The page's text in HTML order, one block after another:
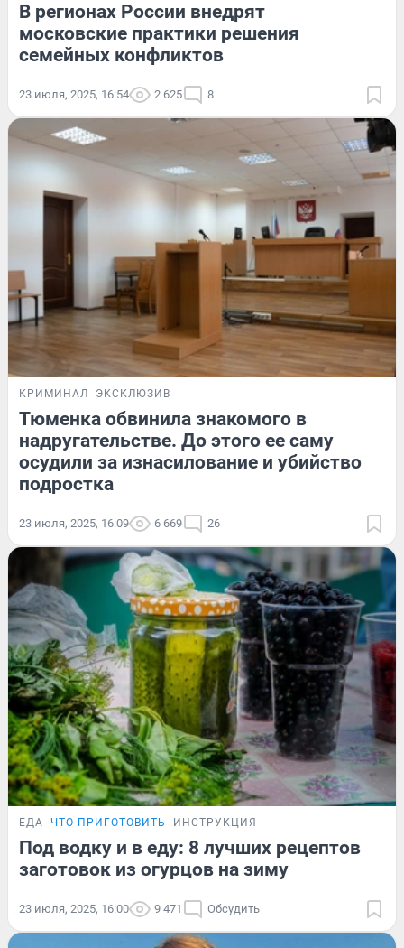
В регионах России внедрят
московские практики решения
семейных конфликтов
23 июля, 2025, 16:54 2 625 8
КРИМИНАЛ ЭКСКЛЮЗИВ
Тюменка обвинила знакомого в
надругательстве. До этого ее саму
осудили за изнасилование и убийство
подростка
23 июля, 2025, 16:09 6 669 26
ЕДА ЧТО ПРИГОТОВИТЬ ИНСТРУКЦИЯ
Под водку и в еду: 8 лучших рецептов
заготовок из огурцов на зиму
23 июля, 2025, 16:00 9 471 Обсудить